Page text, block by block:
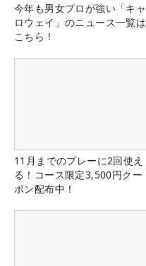
今年も男女プロが強い「キャ
ロウェイ」のニュース一覧は
こちら！
11月までのプレーに2回使え
る！コース限定3,500円クー
ポン配布中！